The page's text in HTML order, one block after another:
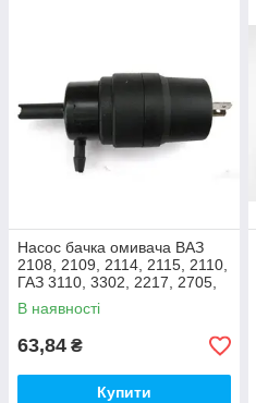
Насос бачка омивача ВАЗ
2108, 2109, 2114, 2115, 2110,
ГАЗ 3110, 3302, 2217, 2705,
3110, 31105 чорний
В наявності
63,84 ₴
Купити